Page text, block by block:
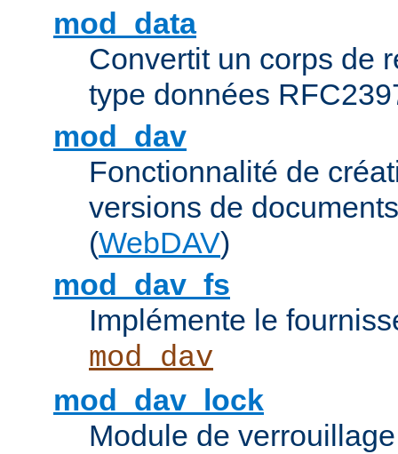
mod_data
Convertit un corps de
type données
mod_dav
Fonctionnalité de
versions de
(WebDAV)
mod_dav_fs
Implémente le
mod_dav
mod_dav_lock
Module de